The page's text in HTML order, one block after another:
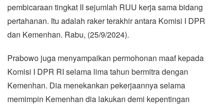
pembicaraan tingkat II sejumlah RUU kerja sama bidang
pertahanan. Itu adalah raker terakhir antara Komisi I DPR
dan Kemenhan. Rabu, (25/9/2024).
Prabowo juga menyampaikan permohonan maaf kepada
Komisi I DPR RI selama lima tahun bermitra dengan
Kemenhan. Dia menekankan pekerjaannya selama
memimpin Kemenhan dia lakukan demi kepentingan